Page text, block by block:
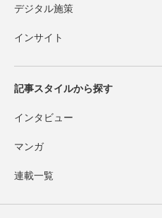
デジタル施策
インサイト
記事スタイルから探す
インタビュー
マンガ
連載一覧